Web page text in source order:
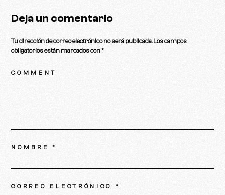
Deja un comentario
Tu dirección de correo electrónico no será publicada.Los campos
obligatorios están marcados con*
COMMENT
NOMBRE *
CORREO ELECTRÓNICO *